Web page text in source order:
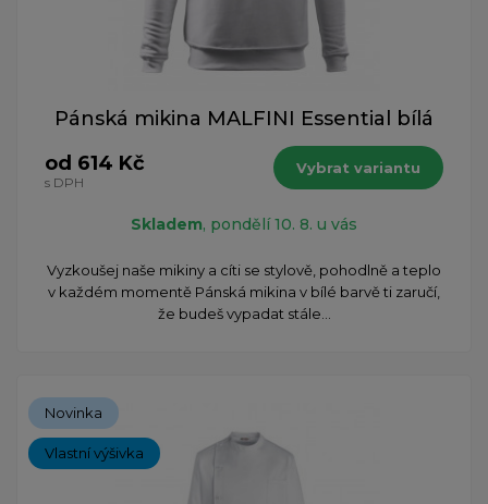
Pánská mikina MALFINI Essential bílá
od 614 Kč
s DPH
Vybrat variantu
Skladem, pondělí 10. 8. u vás
Vyzkoušej naše mikiny a cíti se stylově, pohodlně a teplo
v každém momentě Pánská mikina v bílé barvě ti zaručí,
že budeš vypadat stále...
Novinka
Vlastní výšivka